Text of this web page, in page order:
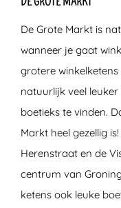
De Grote Markt is
wanneer je gaat
grotere
natuurlijk veel
boetieks te vinden.
Markt heel gezellig
Herenstraat en de
centrum van
ketens ook leuke